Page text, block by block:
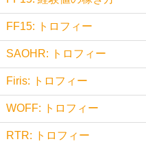
FF15: トロフィー
SAOHR: トロフィー
Firis: トロフィー
WOFF: トロフィー
RTR: トロフィー